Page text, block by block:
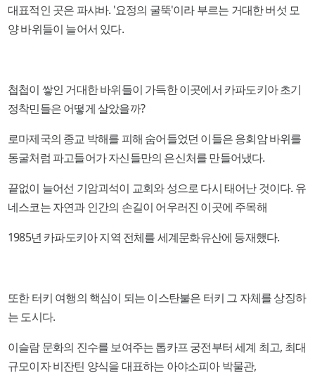
대표적인 곳은 파샤바. '요정의 굴뚝'이라 부르는 거대한 버섯 모
양 바위들이 늘어서 있다.
첩첩이 쌓인 거대한 바위들이 가득한 이곳에서 카파도키아 초기
정착민들은 어떻게 살았을까?
로마제국의 종교 박해를 피해 숨어들었던 이들은 응회암 바위를
동굴처럼 파고들어가 자신들만의 은신처를 만들어냈다.
끝없이 늘어선 기암괴석이 교회와 성으로 다시 태어난 것이다. 유
네스코는 자연과 인간의 손길이 어우러진 이곳에 주목해
1985년 카파도키아 지역 전체를 세계문화유산에 등재했다.
또한 터키 여행의 핵심이 되는 이스탄불은 터키 그 자체를 상징하
는 도시다.
이슬람 문화의 진수를 보여주는 톱카프 궁전부터 세계 최고, 최대
규모이자 비잔틴 양식을 대표하는 아야소피아 박물관,